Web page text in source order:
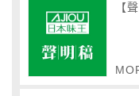
【